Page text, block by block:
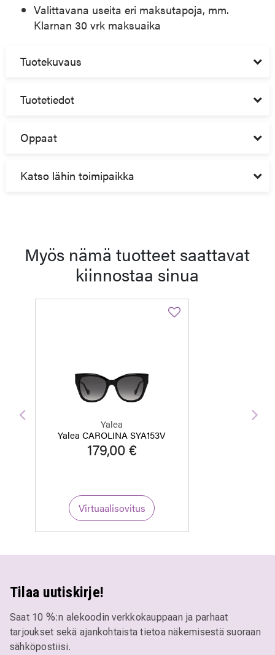
Valittavana useita eri maksutapoja, mm.
Klarnan 30 vrk maksuaika
Tuotekuvaus
Tuotetiedot
Oppaat
Katso lähin toimipaikka
Myös nämä tuotteet saattavat
kiinnostaa sinua
Yalea
Yalea CAROLINA SYA153V
179,00 €
Virtuaalisovitus
Edellinen
Tilaa uutiskirje!
Saat 10 %:n alekoodin verkkokauppaan ja parhaat
tarjoukset sekä ajankohtaista tietoa näkemisestä suoraan
sähköpostiisi.